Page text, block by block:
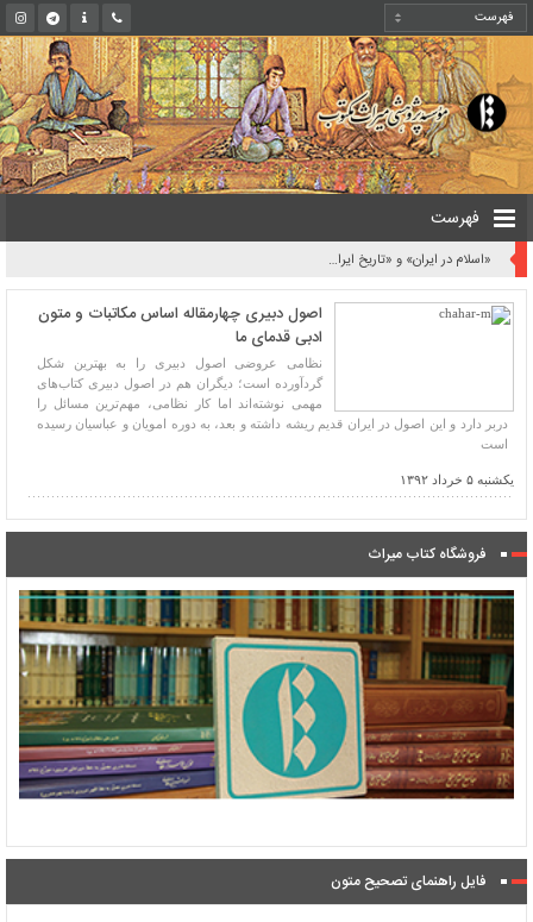
فهرست
کتیبه‌های ۶۰۰ ساله فارسی در هندوستان
اصول دبیری چهارمقاله اساس مکاتبات و متون
ادبی قدمای ما
نظامی عروضی اصول دبیری را به بهترین شکل
گردآورده است؛ دیگران هم در اصول دبیری کتاب‌های
مهمی نوشته‌اند اما کار نظامی، مهم‌ترین مسائل را
دربر دارد و این اصول در ایران قدیم ریشه داشته و بعد، به دوره امویان و عباسیان رسیده
است
یکشنبه ۵ خرداد ۱۳۹۲
فروشگاه کتاب میراث
فایل راهنمای تصحیح متون